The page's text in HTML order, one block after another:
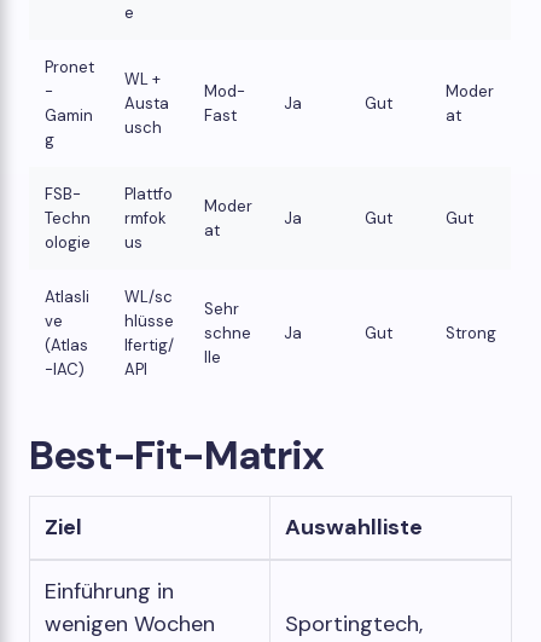
e
Pronet
-
Gamin
g
WL +
Austa
usch
Mod-
Fast
Ja Gut
Moder
at
FSB-
Techn
ologie
Plattfo
rmfok
us
Moder
at
Ja Gut Gut
Atlasli
ve
(Atlas
-IAC)
WL/sc
hlüsse
lfertig/
API
Sehr
schne
lle
Ja Gut Strong
Best-Fit-Matrix
Ziel Auswahlliste
Einführung in
wenigen Wochen
Sportingtech,